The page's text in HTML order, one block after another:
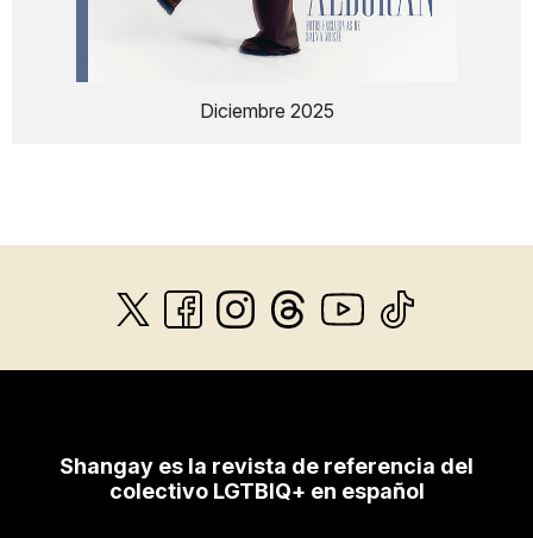
Diciembre 2025
Shangay es la revista de referencia del
colectivo LGTBIQ+ en español